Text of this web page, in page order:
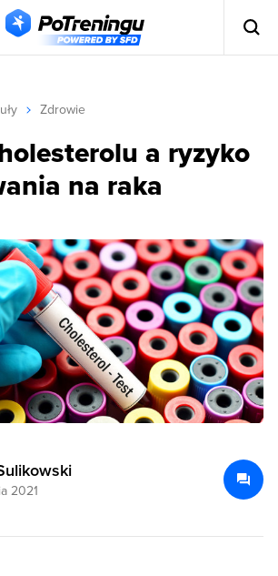
Zdrowie
a ryzyko
na raka
2021